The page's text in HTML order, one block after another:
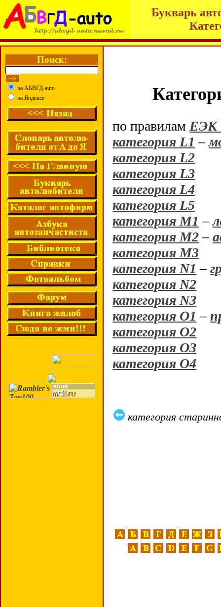
Букварь
Поиск:
на АБВГД-auto
на Яндексе
по правилам
категория L1 –
категория L2
категория L3
категория L4
категория L5
категория M1 –
категория M2–
категория M3
категория N1 –
категория N2
категория N3
категория O1 –
категория O2
категория O3
категория O4
категория